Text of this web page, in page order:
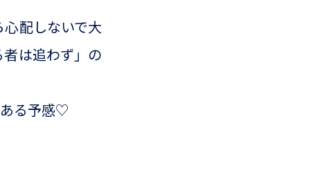
配しないで大
は追わず」の
る予感♡